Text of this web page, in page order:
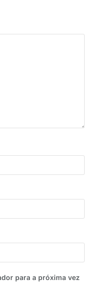
para a próxima vez